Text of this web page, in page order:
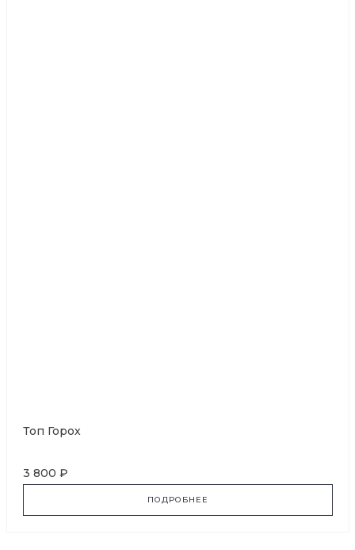
Топ Горох
3 800 ₽
ПОДРОБНЕЕ